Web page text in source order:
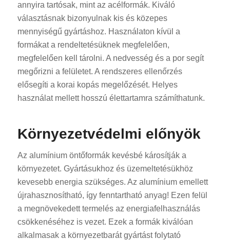
annyira tartósak, mint az acélformák. Kiváló
választásnak bizonyulnak kis és közepes
mennyiségű gyártáshoz. Használaton kívül a
formákat a rendeltetésüknek megfelelően,
megfelelően kell tárolni. A nedvesség és a por segít
megőrizni a felületet. A rendszeres ellenőrzés
elősegíti a korai kopás megelőzését. Helyes
használat mellett hosszú élettartamra számíthatunk.
Környezetvédelmi előnyök
Az alumínium öntőformák kevésbé károsítják a
környezetet. Gyártásukhoz és üzemeltetésükhöz
kevesebb energia szükséges. Az alumínium emellett
újrahasznosítható, így fenntartható anyag! Ezen felül
a megnövekedett termelés az energiafelhasználás
csökkenéséhez is vezet. Ezek a formák kiválóan
alkalmasak a környezetbarát gyártást folytató